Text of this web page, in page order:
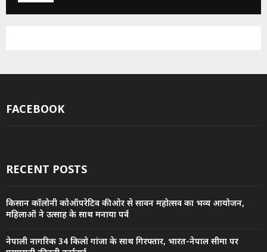
FACEBOOK
RECENT POSTS
किसान कॉलोनी कोऑपरेटिव की ओर से सावन महोत्सव का भव्य आयोजन,
महिलाओं ने उत्साह के साथ मनाया पर्व
नेपाली नागरिक 34 किलो गांजा के साथ गिरफ्तार, भारत-नेपाल सीमा पर